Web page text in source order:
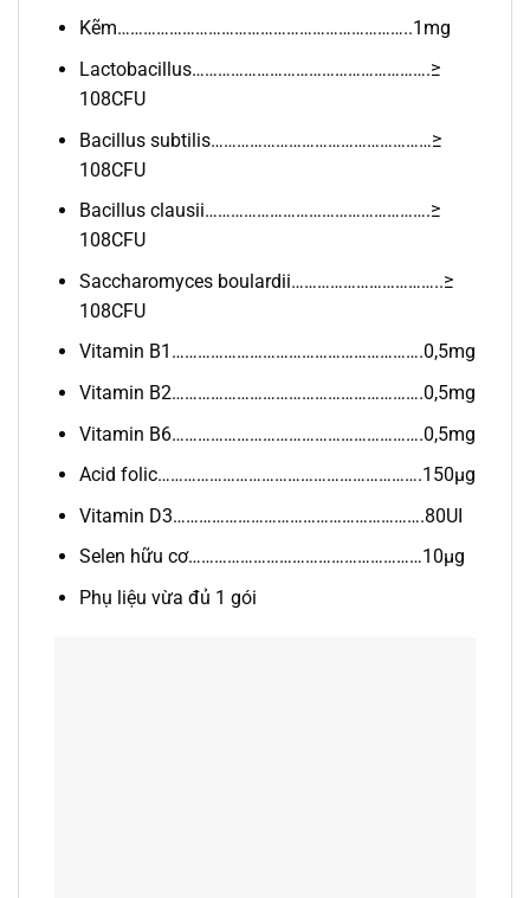
Kẽm…………………………………………………………..1mg
Lactobacillus……………………………………………….≥
108CFU
Bacillus subtilis……………………………………………≥
108CFU
Bacillus clausii…………………………………………….≥
108CFU
Saccharomyces boulardii……………………………..≥
108CFU
Vitamin B1………………………………………………….0,5mg
Vitamin B2………………………………………………….0,5mg
Vitamin B6………………………………………………….0,5mg
Acid folic…………………………………………………….150µg
Vitamin D3………………………………………………….80UI
Selen hữu cơ………………………………………………10µg
Phụ liệu vừa đủ 1 gói